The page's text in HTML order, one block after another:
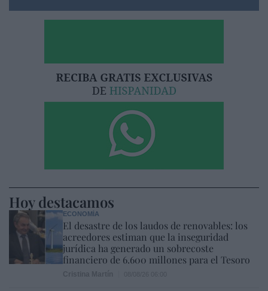
Hoy destacamos
ECONOMÍA
El desastre de los laudos de renovables: los
acreedores estiman que la inseguridad
jurídica ha generado un sobrecoste
financiero de 6.600 millones para el Tesoro